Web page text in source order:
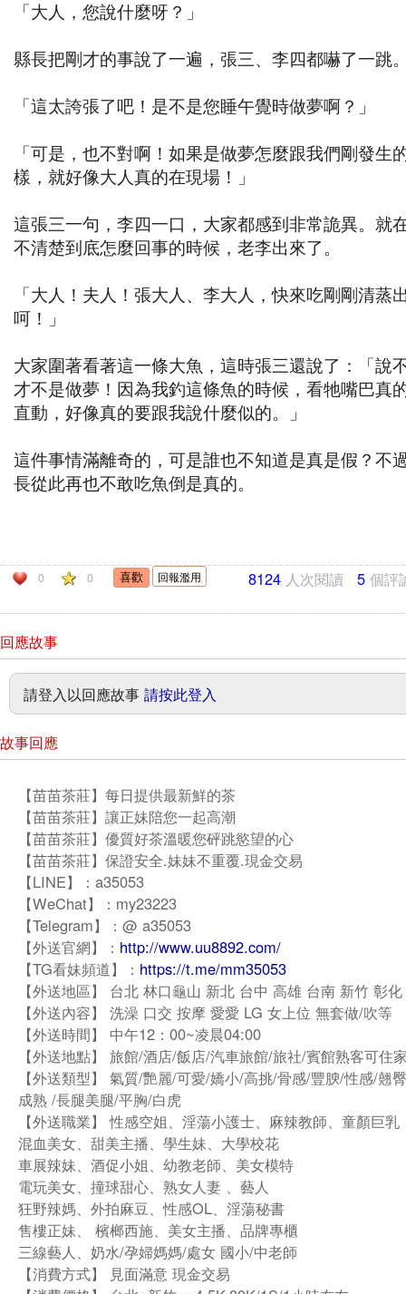
「大人，您說什麼呀？」
縣長把剛才的事說了一遍，張三、李四都嚇了一跳
「這太誇張了吧！是不是您睡午覺時做夢啊？」
「可是，也不對啊！如果是做夢怎麼跟我們剛發生
樣，就好像大人真的在現場！」
這張三一句，李四一口，大家都感到非常詭異。就
不清楚到底怎麼回事的時候，老李出來了。
「大人！夫人！張大人、李大人，快來吃剛剛清蒸
呵！」
大家圍著看著這一條大魚，這時張三還說了：「說
才不是做夢！因為我釣這條魚的時候，看牠嘴巴真
直動，好像真的要跟我說什麼似的。」
這件事情滿離奇的，可是誰也不知道是真是假？不
長從此再也不敢吃魚倒是真的。
0 0 回報濫用 8124 人次閱讀 5 個評
回應故事
請登入以回應故事 請按此登入
故事回應
【苗苗茶莊】每日提供最新鮮的茶
【苗苗茶莊】讓正妹陪您一起高潮
【苗苗茶莊】優質好茶溫暖您砰跳慾望的心
【苗苗茶莊】保證安全.妹妹不重覆.現金交易
【LINE】：a35053
【WeChat】：my23223
【Telegram】：@ a35053
【外送官網】： http://www.uu8892.com/
【TG看妹頻道】： https://t.me/mm35053
【外送地區】 台北 林口龜山 新北 台中 高雄 台南 新竹 彰
【外送內容】 洗澡 口交 按摩 愛愛 LG 女上位 無套做/吹等
【外送時間】 中午12：00~凌晨04:00
【外送地點】 旅館/酒店/飯店/汽車旅館/旅社/賓館熟客可住
【外送類型】 氣質/艷麗/可愛/嬌小/高挑/骨感/豐腴/性感/翹
成熟 /長腿美腿/平胸/白虎
【外送職業】 性感空姐、淫蕩小護士、麻辣教師、童顏巨乳
混血美女、甜美主播、學生妹、大學校花
車展辣妹、酒促小姐、幼教老師、美女模特
電玩美女、撞球甜心、熟女人妻 、藝人
狂野辣媽、外拍麻豆、性感OL、淫蕩秘書
售樓正妹、 檳榔西施、美女主播、品牌專櫃
三線藝人、奶水/孕婦媽媽/處女 國小/中老師
【消費方式】 見面滿意 現金交易